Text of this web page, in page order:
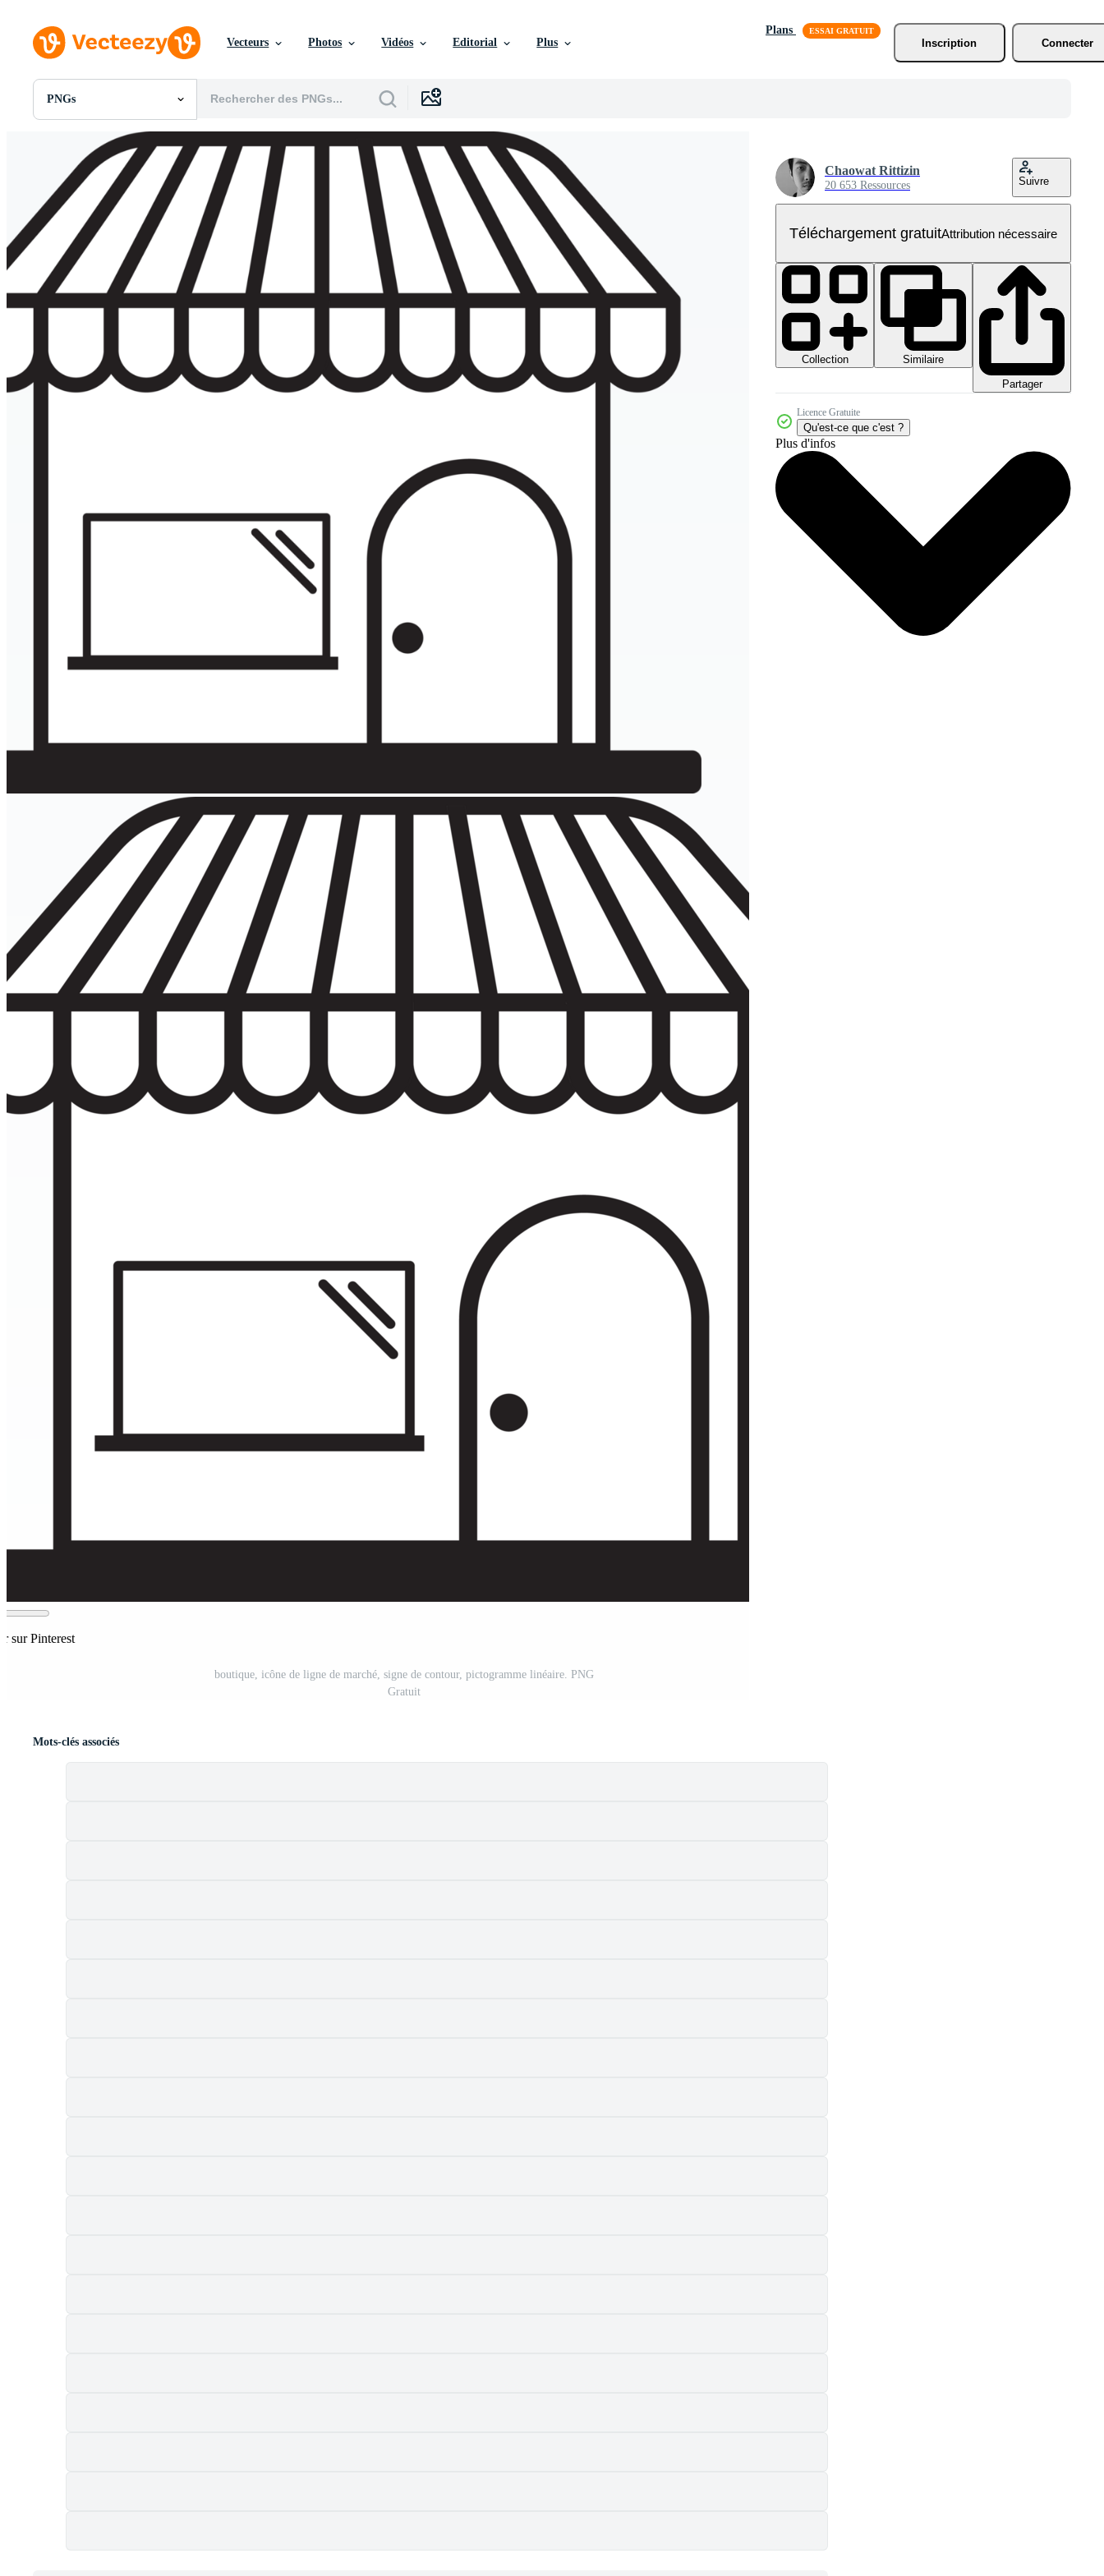
Vecteurs Photos Vidéos Editorial Plus
Plans
Inscription
Connecter
PNGs
Toutes Images
PNGs
PSDs
SVGs
Modèles
Vecteurs
Vidéos
Motion graphics
Images Éditoriales
Événements Éditoriaux
sur Pinterest
boutique, icône de ligne de marché, signe de contour, pictogramme linéaire. PNG
Gratuit
Chaowat Rittizin
20 653 Ressources Suivre
Téléchargement gratuitAttribution nécessaire
Collection
Similaire
Partager
Licence Gratuite
Qu'est-ce que c'est ?
Plus d'infos
Mots-clés associés